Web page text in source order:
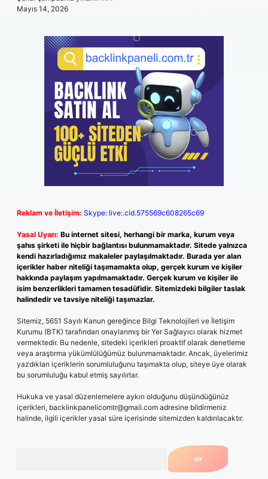
Mayıs 14, 2026
Reklam ve İletişim: Skype: live:.cid.575569c608265c69
Yasal Uyarı: Bu internet sitesi, herhangi bir marka, kurum veya
şahıs şirketi ile hiçbir bağlantısı bulunmamaktadır. Sitede yalnızca
kendi hazırladığımız makaleler paylaşılmaktadır. Burada yer alan
içerikler haber niteliği taşımamakta olup, gerçek kurum ve kişiler
hakkında paylaşım yapılmamaktadır. Gerçek kurum ve kişiler ile
isim benzerlikleri tamamen tesadüfidir. Sitemizdeki bilgiler taslak
halindedir ve tavsiye niteliği taşımazlar.
Sitemiz, 5651 Sayılı Kanun gereğince Bilgi Teknolojileri ve İletişim
Kurumu (BTK) tarafından onaylanmış bir Yer Sağlayıcı olarak hizmet
vermektedir. Bu nedenle, sitedeki içerikleri proaktif olarak denetleme
veya araştırma yükümlülüğümüz bulunmamaktadır. Ancak, üyelerimiz
yazdıkları içeriklerin sorumluluğunu taşımakta olup, siteye üye olarak
bu sorumluluğu kabul etmiş sayılırlar.
Hukuka ve yasal düzenlemelere aykırı olduğunu düşündüğünüz
içerikleri, backlinkpanelicomtr@gmail.com adresine bildirmeniz
halinde, ilgili içerikler yasal süre içerisinde sitemizden kaldırılacaktır.